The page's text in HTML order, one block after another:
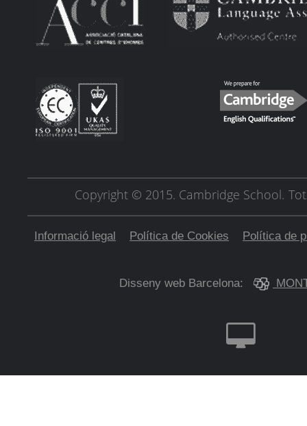
Copyright © 2015. Cambridge School.
Informació legal Política de Cookies Política de
Disseny web Barcelona: